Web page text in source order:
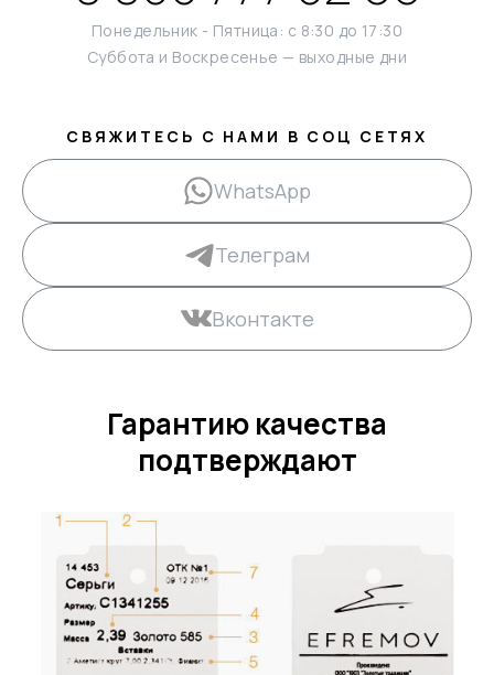
Понедельник - Пятница: с 8:30 до 17:30
Суббота и Воскресенье — выходные дни
СВЯЖИТЕСЬ С НАМИ В СОЦ СЕТЯХ
WhatsApp
Телеграм
Вконтакте
Гарантию качества
подтверждают